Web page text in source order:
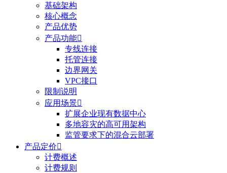
基础架构
核心概念
产品优势
产品功能
专线连接
托管连接
边界网关
VPC接口
限制说明
应用场景
扩展企业现有数据中心
多地容灾的高可用架构
监管要求下的混合云部署
产品定价
计费概述
计费规则